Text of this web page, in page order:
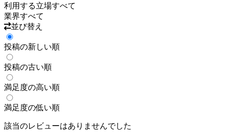
利用する立場すべて
業界すべて
並び替え
投稿の新しい順
投稿の古い順
満足度の高い順
満足度の低い順
該当のレビューはありませんでした